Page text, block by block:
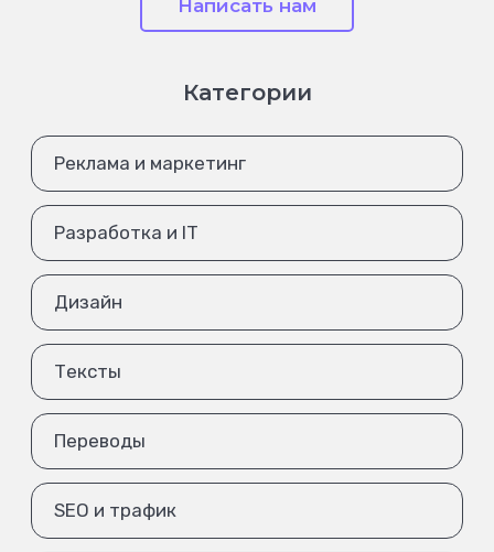
Написать нам
Категории
Реклама и маркетинг
Разработка и IT
Дизайн
Тексты
Переводы
SEO и трафик